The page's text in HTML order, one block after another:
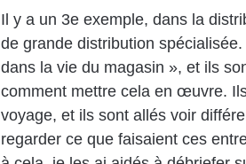
Il y a un 3e exemple, dans la
de grande distribution
dans la vie du magasin », et ils
comment mettre cela en œuvre.
voyage, et ils sont allés voir
regarder ce que faisaient ces